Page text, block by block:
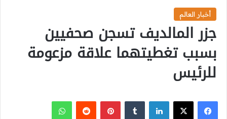
أخبار العالم
جزر المالديف تسجن صحفيين
بسبب تغطيتهما علاقة مزعومة
للرئيس
فيسبوك
‫X لينكدإن بينتيريست واتساب